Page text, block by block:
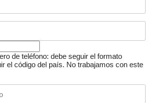
de teléfono: debe seguir el formato
el código del país. No trabajamos con este